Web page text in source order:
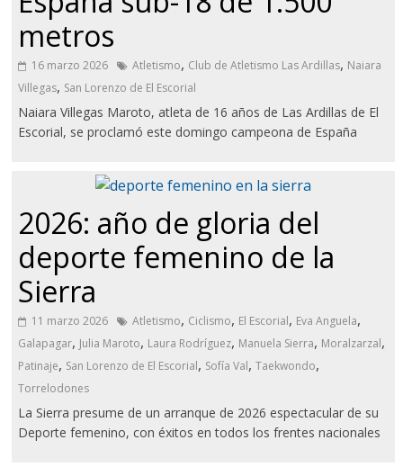
metros
16 marzo 2026 Atletismo, Club de Atletismo Las Ardillas, Naiara
Villegas, San Lorenzo de El Escorial
Naiara Villegas Maroto, atleta de 16 años de Las Ardillas de El
Escorial, se proclamó este domingo campeona de España
2026: año de gloria del
deporte femenino de la
Sierra
11 marzo 2026 Atletismo, Ciclismo, El Escorial, Eva Anguela,
Galapagar, Julia Maroto, Laura Rodríguez, Manuela Sierra, Moralzarzal,
Patinaje, San Lorenzo de El Escorial, Sofía Val,Taekwondo,
Torrelodones
La Sierra presume de un arranque de 2026 espectacular de su
Deporte femenino, con éxitos en todos los frentes nacionales